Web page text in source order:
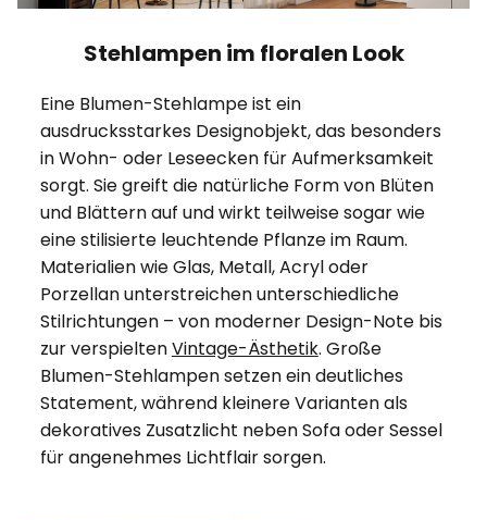
Stehlampen im floralen Look
Eine Blumen-Stehlampe ist ein
ausdrucksstarkes Designobjekt, das besonders
in Wohn- oder Leseecken für Aufmerksamkeit
sorgt. Sie greift die natürliche Form von Blüten
und Blättern auf und wirkt teilweise sogar wie
eine stilisierte leuchtende Pflanze im Raum.
Materialien wie Glas, Metall, Acryl oder
Porzellan unterstreichen unterschiedliche
Stilrichtungen – von moderner Design-Note bis
zur verspieltenVintage-Ästhetik. Große
Blumen-Stehlampen setzen ein deutliches
Statement, während kleinere Varianten als
dekoratives Zusatzlicht neben Sofa oder Sessel
für angenehmes Lichtflair sorgen.